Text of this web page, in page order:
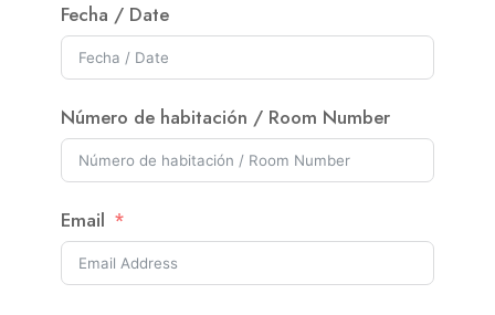
Fecha / Date
Número de habitación / Room Number
Email